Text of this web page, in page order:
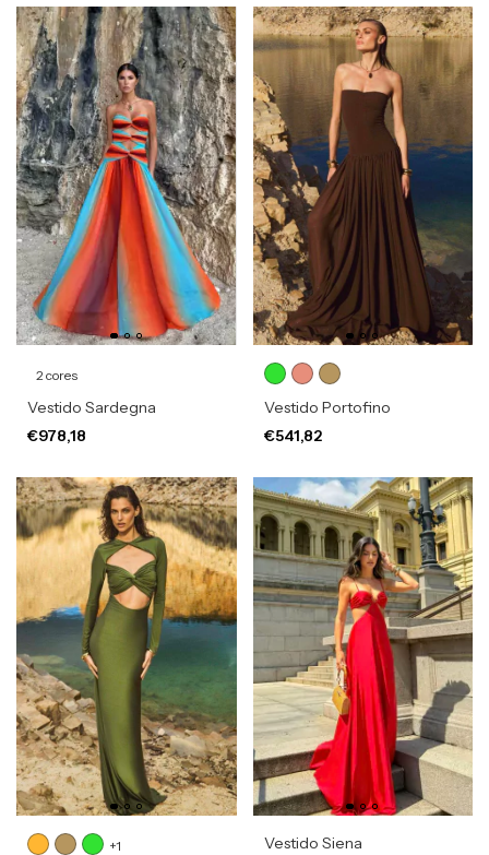
2 cores
Vestido Sardegna
€978,18
Vestido Portofino
€541,82
+1
Vestido Siena